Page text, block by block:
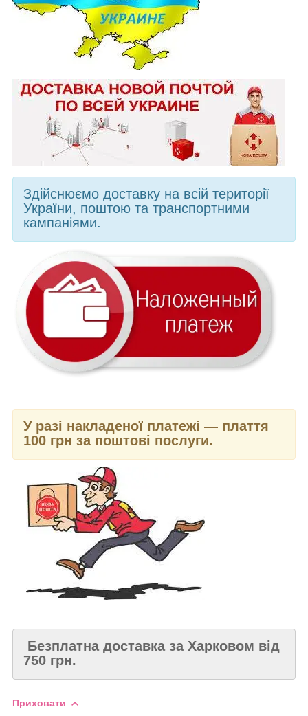
Здійснюємо доставку на всій території
України, поштою та транспортними
кампаніями.
У разі накладеної платежі — плаття
100 грн за поштові послуги.
Безплатна доставка за Харковом від
750 грн.
Приховати